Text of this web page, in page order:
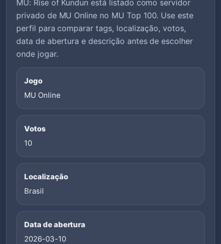
MU: Rise of Kundun está listado como servidor
privado de MU Online no MU Top 100. Use este
perfil para comparar tags, localização, votos,
data de abertura e descrição antes de escolher
onde jogar.
Jogo
MU Online
Votos
10
Localização
Brasil
Data de abertura
2026-03-10